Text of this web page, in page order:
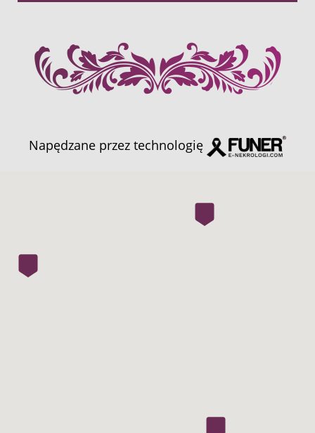
Napędzane przez technologię